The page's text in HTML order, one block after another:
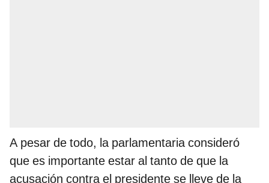
A pesar de todo, la parlamentaria consideró
que es importante estar al tanto de que la
acusación contra el presidente se lleve de la